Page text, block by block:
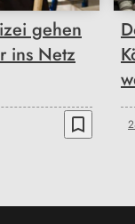
gehen
ins Netz
bookmark_border